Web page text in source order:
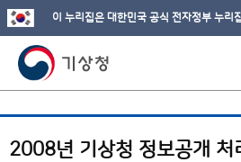
이 누리집은 대한민국 공식 전자정부 누리
2008년 기상청 정보공개 처